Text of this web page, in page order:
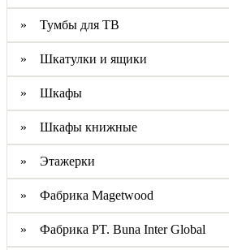
» Тумбы для ТВ
» Шкатулки и ящики
» Шкафы
» Шкафы книжные
» Этажерки
» Фабрика Magetwood
» Фабрика PT. Buna Inter Global